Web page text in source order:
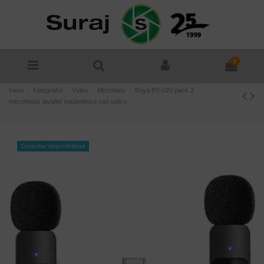
0
Inicio Fotografía Vídeo Microfono
Boya BY-V20 pack 2
micrófonos lavalier inalámbrico con usb-c
Consultar disponibilidad